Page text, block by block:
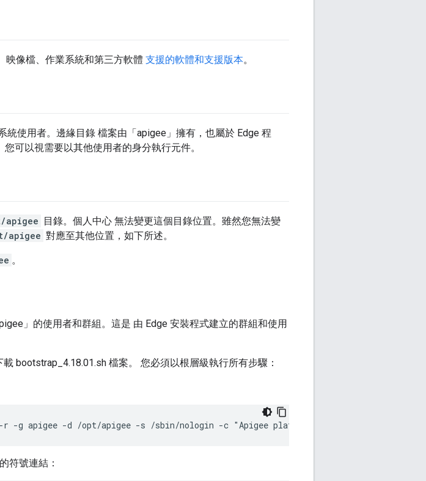
映像檔、作業系統和第三方軟體 支援的軟體和支援版本。
統使用者。邊緣目錄 檔案由「apigee」擁有，也屬於 Edge 程
可以視需要以其他使用者的身分執行元件。
apigee 目錄。個人中心 無法變更這個目錄位置。雖然您無法變
apigee 對應至其他位置，如下所述。
。
」的使用者和群組。這是 由 Edge 安裝程式建立的群組和使用
bootstrap_4.18.01.sh 檔案。 您必須以根層級執行所有步驟：
-r -g apigee -d /opt/apigee -s /sbin/nologin -c "Apigee platform user" apigee
符號連結：